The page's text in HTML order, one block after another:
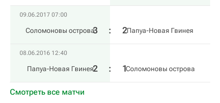
09.06.2017 07:00
Соломоновы острова3 : 2Папуа-Новая Гвинея
08.06.2016 12:40
Папуа-Новая Гвинея2 : 1Соломоновы острова
Смотреть все матчи